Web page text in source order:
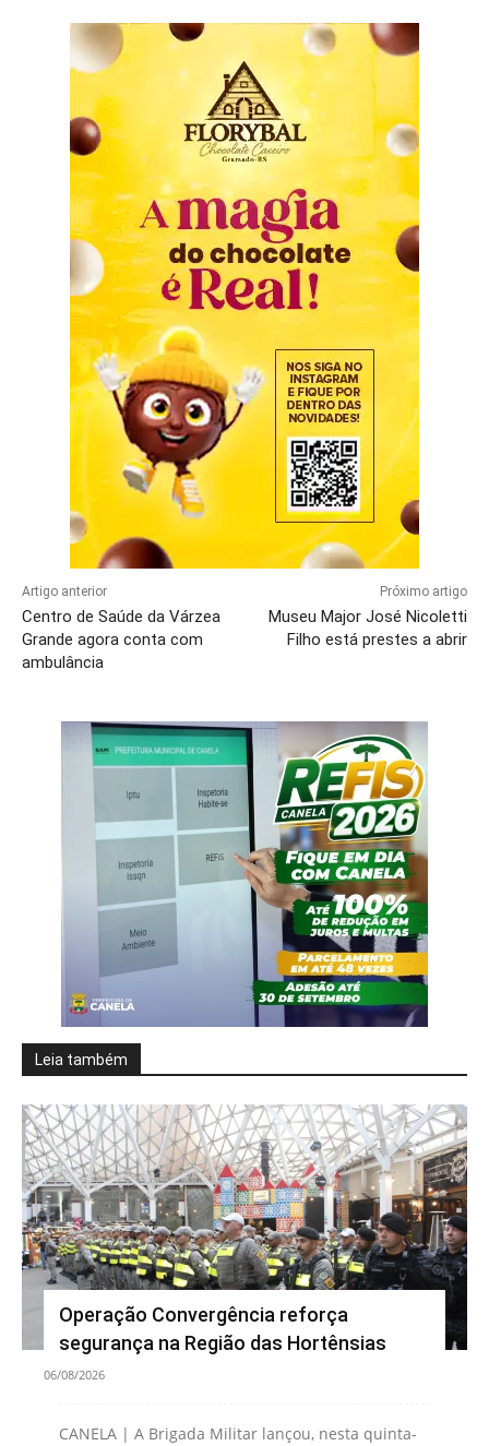
Artigo anterior
Centro de Saúde da Várzea
Grande agora conta com
ambulância
Próximo artigo
Museu Major José Nicoletti
Filho está prestes a abrir
Leia também
Operação Convergência reforça
segurança na Região das Hortênsias
06/08/2026
CANELA | A Brigada Militar lançou, nesta quinta-